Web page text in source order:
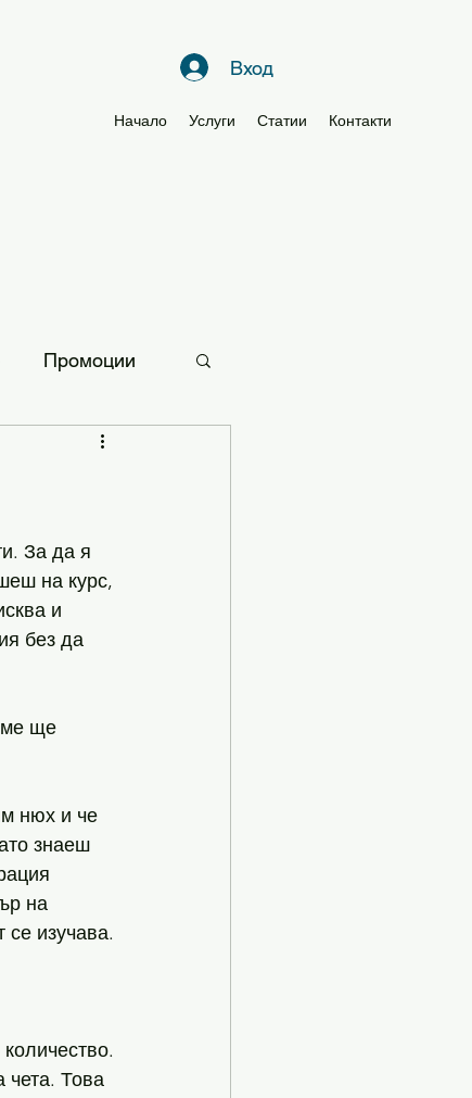
Вход
Начало Услуги Статии Контакти
Промоции
За да я
на курс,
и
без да
ще
нюх и че
знаеш
на
се изучава.
чета. Това